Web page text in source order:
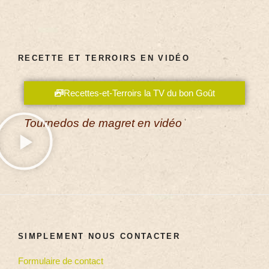
RECETTE ET TERROIRS EN VIDÉO
Recettes-et-Terroirs la TV du bon Goût
Tournedos de magret en vidéo
SIMPLEMENT NOUS CONTACTER
Formulaire de contact